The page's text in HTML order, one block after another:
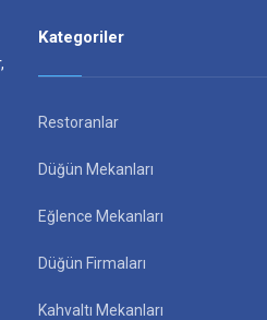
Kategoriler
Restoranlar
Düğün Mekanları
Eğlence Mekanları
Düğün Firmaları
Kahvaltı Mekanları